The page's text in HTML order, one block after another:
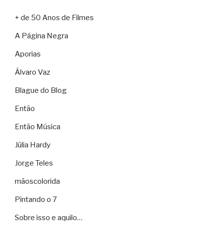
+ de 50 Anos de Filmes
A Página Negra
Aporias
Álvaro Vaz
Blague do Blog
Então
Então Música
Júlia Hardy
Jorge Teles
mãoscolorida
Pintando o 7
Sobre isso e aquilo…